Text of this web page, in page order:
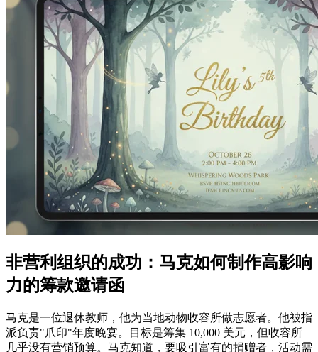
非营利组织的成功：马克如何制作高影响
力的筹款邀请函
马克是一位退休教师，他为当地动物收容所做志愿者。他被指
派负责"爪印"年度晚宴。目标是筹集 10,000 美元，但收容所
几乎没有营销预算。马克知道，要吸引富有的捐赠者，活动需